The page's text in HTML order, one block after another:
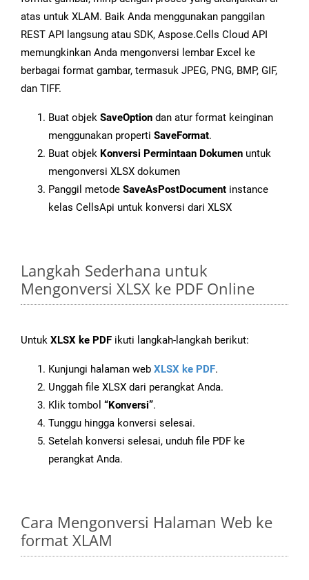
atas untuk XLAM. Baik Anda menggunakan panggilan
REST API langsung atau SDK, Aspose.Cells Cloud API
memungkinkan Anda mengonversi lembar Excel ke
berbagai format gambar, termasuk JPEG, PNG, BMP, GIF,
dan TIFF.
Buat objek SaveOption dan atur format keinginan
menggunakan properti SaveFormat.
Buat objek Konversi Permintaan Dokumen untuk
mengonversi XLSX dokumen
Panggil metode SaveAsPostDocument instance
kelas CellsApi untuk konversi dari XLSX
Langkah Sederhana untuk
Mengonversi XLSX ke PDF Online
Untuk XLSX ke PDF ikuti langkah-langkah berikut:
Kunjungi halaman web XLSX ke PDF.
Unggah file XLSX dari perangkat Anda.
Klik tombol “Konversi”.
Tunggu hingga konversi selesai.
Setelah konversi selesai, unduh file PDF ke
perangkat Anda.
Cara Mengonversi Halaman Web ke
format XLAM